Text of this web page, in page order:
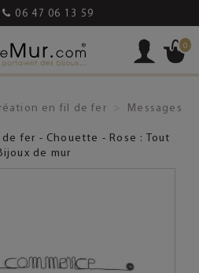
06 47 06 13 59
0
en fil de fer
Messages
fer - Chouette - Rose : Tout
de mur